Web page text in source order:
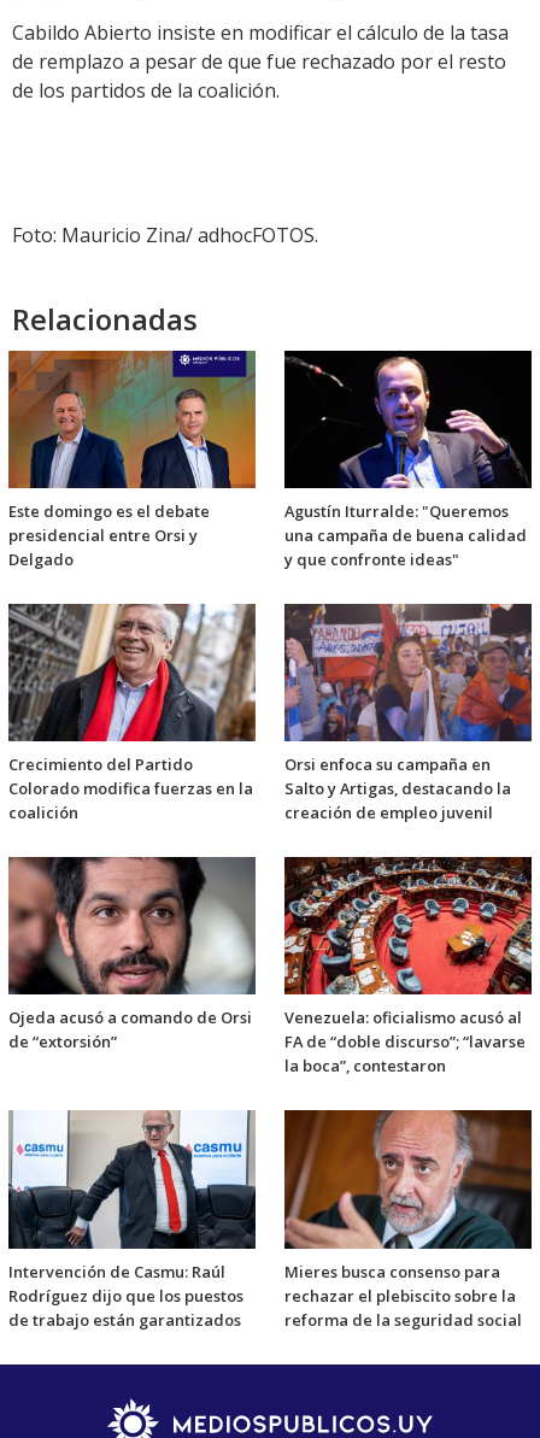
Cabildo Abierto insiste en modificar el cálculo de la tasa
de remplazo a pesar de que fue rechazado por el resto
de los partidos de la coalición.
Foto: Mauricio Zina/ adhocFOTOS.
Relacionadas
Este domingo es el debate
presidencial entre Orsi y
Delgado
Agustín Iturralde: "Queremos
una campaña de buena calidad
y que confronte ideas"
Crecimiento del Partido
Colorado modifica fuerzas en la
coalición
Orsi enfoca su campaña en
Salto y Artigas, destacando la
creación de empleo juvenil
Ojeda acusó a comando de Orsi
de “extorsión”
Venezuela: oficialismo acusó al
FA de “doble discurso”; “lavarse
la boca”, contestaron
Intervención de Casmu: Raúl
Rodríguez dijo que los puestos
de trabajo están garantizados
Mieres busca consenso para
rechazar el plebiscito sobre la
reforma de la seguridad social